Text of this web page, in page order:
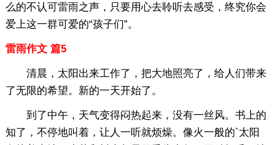
么的不认可雷雨之声，只要用心去聆听去感受，终究你会
爱上这一群可爱的“孩子们”。
雷雨作文 篇5
清晨，太阳出来工作了，把大地照亮了，给人们带来
了无限的希望。新的一天开始了。
到了中午，天气变得闷热起来，没有一丝风。书上的
知了，不停地叫着，让人一听就烦燥。像火一般的`太阳